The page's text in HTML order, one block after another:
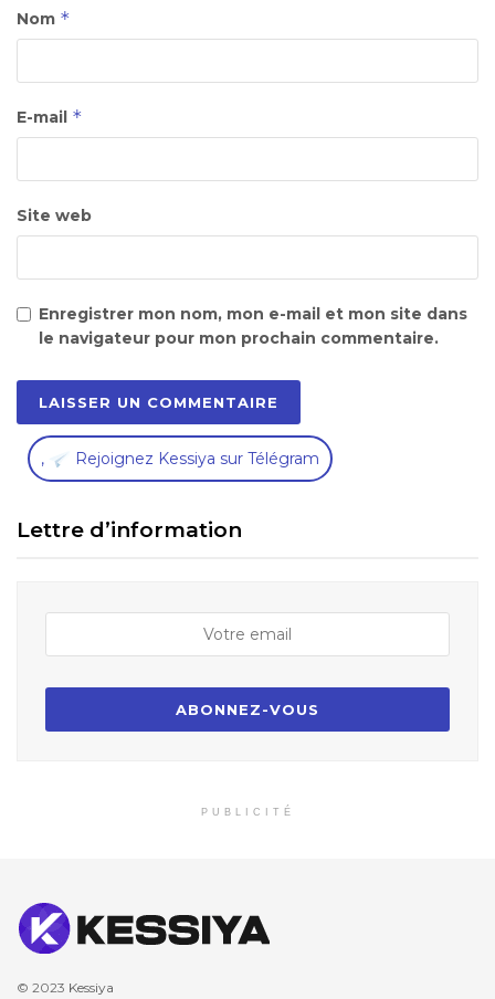
Nom *
E-mail *
Site web
Enregistrer mon nom, mon e-mail et mon site dans
le navigateur pour mon prochain commentaire.
, Rejoignez Kessiya sur Télégram
Lettre d’information
PUBLICITÉ
© 2023 Kessiya